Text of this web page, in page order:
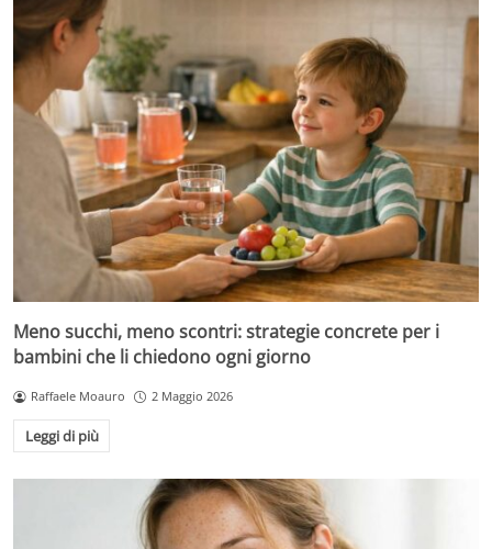
Meno succhi, meno scontri: strategie concrete per i
bambini che li chiedono ogni giorno
Raffaele Moauro 2 Maggio 2026
Leggi di più